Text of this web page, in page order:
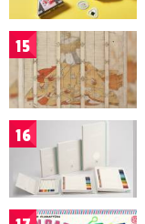
15
16